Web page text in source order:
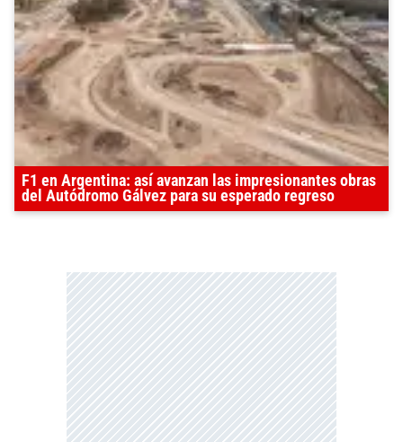
F1 en Argentina: así avanzan las impresionantes obras
del Autódromo Gálvez para su esperado regreso